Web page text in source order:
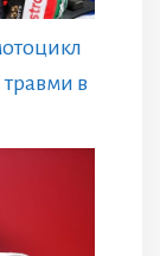
травми в